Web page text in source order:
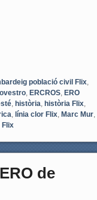
població civil Flix
ERCROS ERO
història història Flix
línia clor Flix Marc Mur
Flix
de